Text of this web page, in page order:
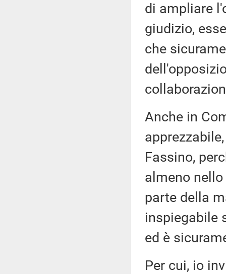
di ampliare
giudizio,
che
Anche in
Fassino,
almeno
parte della
inspiegabile
ed è
Per cui, io